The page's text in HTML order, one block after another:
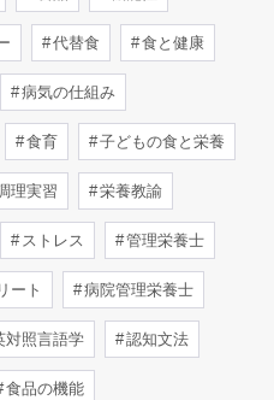
代替食 食と健康
病気の仕組み
食育 子どもの食と栄養
理実習 栄養教諭
ストレス 管理栄養士
ート 病院管理栄養士
照言語学 認知文法
食品の機能